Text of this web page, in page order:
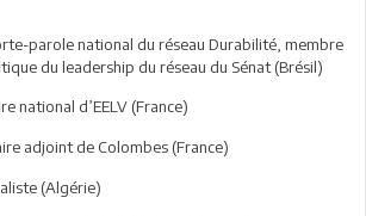
parole national du réseau Durabilité, membre
du leadership du réseau du Sénat (Brésil)
national d’EELV (France)
adjoint de Colombes (France)
(Algérie)